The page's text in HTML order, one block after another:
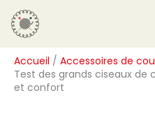
Aller
au
contenu
Accueil
Accessoires de
Test des grands ciseaux de
et confort
R
e
c
h
e